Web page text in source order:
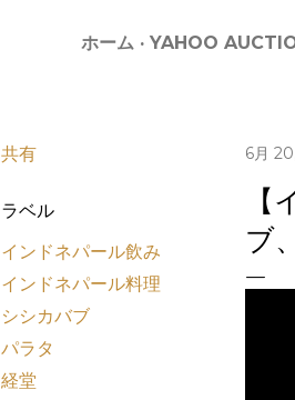
ホーム YAHOO
共有
ラベル
インドネパール飲み
インドネパール料理
シシカバブ
パラタ
経堂
6月
ブ